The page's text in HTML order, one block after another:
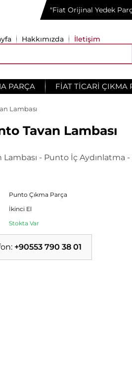
"Fiat Orijinal Yedek
Hakkımızda İletişim
PARÇA FIAT TICARI ÇIKMA
Lambası
Tavan Lambası
Lambası - Punto İç Aydınlatma
Punto Çıkma Parça
İkinci El
Stokta Var
+90553 790 38 01